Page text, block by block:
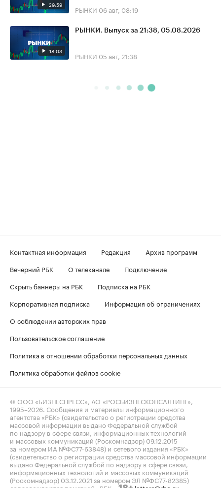
29:59 РЫНКИ 06 авг, 08:19
18:03
РЫНКИ. Выпуск за 21:38, 05.08.2026
РЫНКИ 05 авг, 21:38
Контактная информация Редакция
Архив программ
Вечерний РБК
О телеканале
Подключение
Скрыть баннеры на РБК
Подписка на РБК
Корпоративная подписка
Информация об ограничениях
О соблюдении авторских прав
Пользовательское соглашение
Политика в отношении обработки персональных данных
Политика обработки файлов cookie
© ООО «БИЗНЕСПРЕСС», АО «РОСБИЗНЕСКОНСАЛТИНГ»,
1995–2026 . Сообщения и материалы информационного
агентства «РБК» (свидетельство о регистрации средства
массовой информации выдано Федеральной службой
по надзору в сфере связи, информационных технологий
и массовых коммуникаций (Роскомнадзор) 09.12.2015
за номером ИА №ФС77-63848) и сетевого издания «РБК»
(свидетельство о регистрации средства массовой информации
выдано Федеральной службой по надзору в сфере связи,
информационных технологий и массовых коммуникаций
(Роскомнадзор) 03.12.2021 за номером ЭЛ №ФС77-82385)